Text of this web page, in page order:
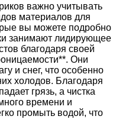
важно учитывать
материалов для
вы можете подробно
занимают лидирующее
благодаря своей
Они
и снег, что особенно
холодов. Благодаря
грязь, а чистка
времени и
промыть водой, что